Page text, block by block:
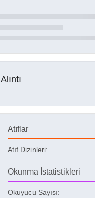
Alıntı
Atıflar
Atıf Dizinleri:
Okunma İstatistikleri
Okuyucu Sayısı: